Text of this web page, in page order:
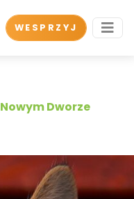
WESPRZYJ
Dworze